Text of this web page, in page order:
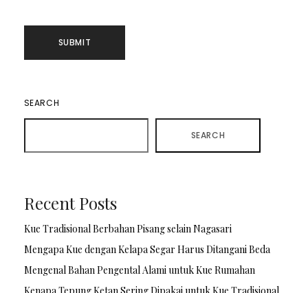
SEARCH
SEARCH
Recent Posts
Kue Tradisional Berbahan Pisang selain Nagasari
Mengapa Kue dengan Kelapa Segar Harus Ditangani Beda
Mengenal Bahan Pengental Alami untuk Kue Rumahan
Kenapa Tepung Ketan Sering Dipakai untuk Kue Tradisional